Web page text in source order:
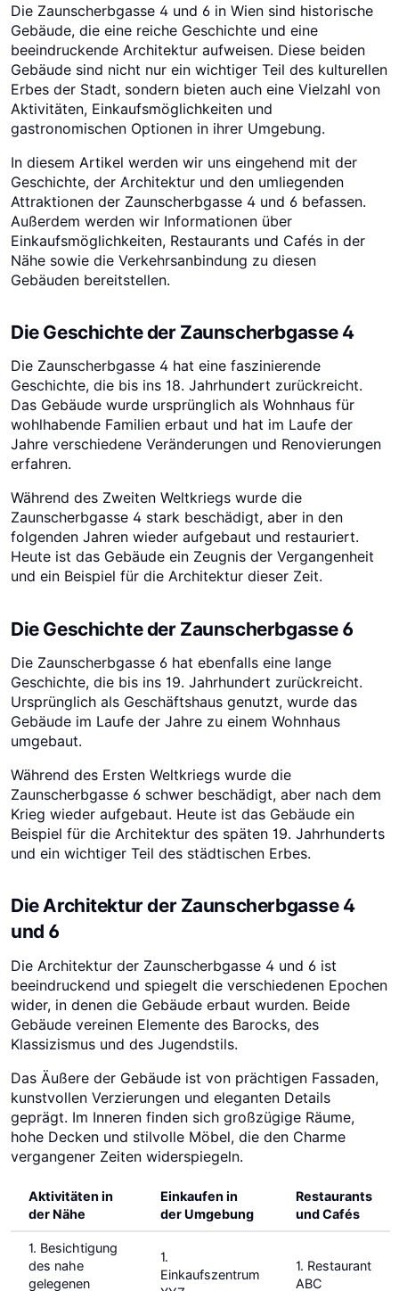
Die Zaunscherbgasse 4 und 6 in Wien sind historische
Gebäude, die eine reiche Geschichte und eine
beeindruckende Architektur aufweisen. Diese beiden
Gebäude sind nicht nur ein wichtiger Teil des kulturellen
Erbes der Stadt, sondern bieten auch eine Vielzahl von
Aktivitäten, Einkaufsmöglichkeiten und
gastronomischen Optionen in ihrer Umgebung.
In diesem Artikel werden wir uns eingehend mit der
Geschichte, der Architektur und den umliegenden
Attraktionen der Zaunscherbgasse 4 und 6 befassen.
Außerdem werden wir Informationen über
Einkaufsmöglichkeiten, Restaurants und Cafés in der
Nähe sowie die Verkehrsanbindung zu diesen
Gebäuden bereitstellen.
Die Geschichte der Zaunscherbgasse 4
Die Zaunscherbgasse 4 hat eine faszinierende
Geschichte, die bis ins 18. Jahrhundert zurückreicht.
Das Gebäude wurde ursprünglich als Wohnhaus für
wohlhabende Familien erbaut und hat im Laufe der
Jahre verschiedene Veränderungen und Renovierungen
erfahren.
Während des Zweiten Weltkriegs wurde die
Zaunscherbgasse 4 stark beschädigt, aber in den
folgenden Jahren wieder aufgebaut und restauriert.
Heute ist das Gebäude ein Zeugnis der Vergangenheit
und ein Beispiel für die Architektur dieser Zeit.
Die Geschichte der Zaunscherbgasse 6
Die Zaunscherbgasse 6 hat ebenfalls eine lange
Geschichte, die bis ins 19. Jahrhundert zurückreicht.
Ursprünglich als Geschäftshaus genutzt, wurde das
Gebäude im Laufe der Jahre zu einem Wohnhaus
umgebaut.
Während des Ersten Weltkriegs wurde die
Zaunscherbgasse 6 schwer beschädigt, aber nach dem
Krieg wieder aufgebaut. Heute ist das Gebäude ein
Beispiel für die Architektur des späten 19. Jahrhunderts
und ein wichtiger Teil des städtischen Erbes.
Die Architektur der Zaunscherbgasse 4
und 6
Die Architektur der Zaunscherbgasse 4 und 6 ist
beeindruckend und spiegelt die verschiedenen Epochen
wider, in denen die Gebäude erbaut wurden. Beide
Gebäude vereinen Elemente des Barocks, des
Klassizismus und des Jugendstils.
Das Äußere der Gebäude ist von prächtigen Fassaden,
kunstvollen Verzierungen und eleganten Details
geprägt. Im Inneren finden sich großzügige Räume,
hohe Decken und stilvolle Möbel, die den Charme
vergangener Zeiten widerspiegeln.
Aktivitäten in
der Nähe
Einkaufen in
der Umgebung
Restaurants
und Cafés
1. Besichtigung
des nahe
gelegenen
1.
Einkaufszentrum
1. Restaurant
ABC